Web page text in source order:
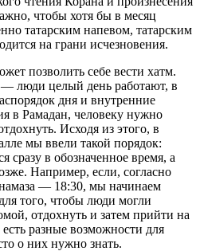
чтобы хотя бы в месяц
татарским напевом, татарским
на грани исчезновения.
позволить себе вести хатм.
— люди целый день работают, в
дня и внутренние
в Рамадан, человеку нужно
Исходя из этого, в
мы ввели такой порядок:
сразу в обозначенное время, а
Например, если, согласно
— 18:30, мы начинаем
того, чтобы люди могли
отдохнуть и затем прийти на
разные возможности для
о них нужно знать.